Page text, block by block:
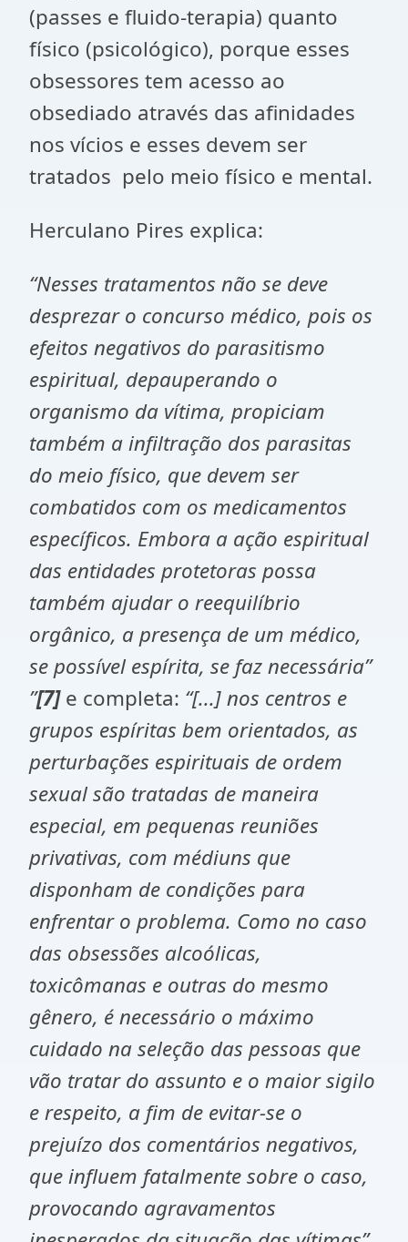
(passes e fluido-terapia) quanto
físico (psicológico), porque esses
obsessores tem acesso ao
obsediado através das afinidades
nos vícios e esses devem ser
tratados pelo meio físico e mental.
Herculano Pires explica:
“Nesses tratamentos não se deve
desprezar o concurso médico, pois os
efeitos negativos do parasitismo
espiritual, depauperando o
organismo da vítima, propiciam
também a infiltração dos parasitas
do meio físico, que devem ser
combatidos com os medicamentos
específicos. Embora a ação espiritual
das entidades protetoras possa
também ajudar o reequilíbrio
orgânico, a presença de um médico,
se possível espírita, se faz necessária”
”[7] e completa: “[...] nos centros e
grupos espíritas bem orientados, as
perturbações espirituais de ordem
sexual são tratadas de maneira
especial, em pequenas reuniões
privativas, com médiuns que
disponham de condições para
enfrentar o problema. Como no caso
das obsessões alcoólicas,
toxicômanas e outras do mesmo
gênero, é necessário o máximo
cuidado na seleção das pessoas que
vão tratar do assunto e o maior sigilo
e respeito, a fim de evitar-se o
prejuízo dos comentários negativos,
que influem fatalmente sobre o caso,
provocando agravamentos